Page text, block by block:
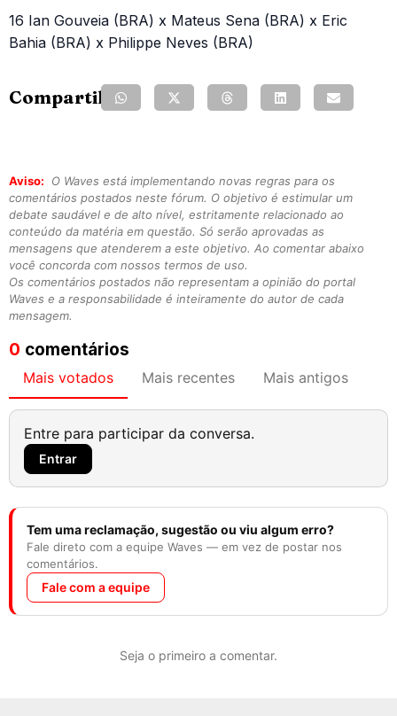
16 Ian Gouveia (BRA) x Mateus Sena (BRA) x Eric
Bahia (BRA) x Philippe Neves (BRA)
Compartilhe:
Aviso:
O Waves está implementando novas regras para os
comentários postados neste fórum. O objetivo é estimular um
debate saudável e de alto nível, estritamente relacionado ao
conteúdo da matéria em questão. Só serão aprovadas as
mensagens que atenderem a este objetivo. Ao comentar abaixo
você concorda com nossos termos de uso.
Os comentários postados não representam a opinião do portal
Waves e a responsabilidade é inteiramente do autor de cada
mensagem.
0 comentários
Mais votados Mais recentes Mais antigos
Entre para participar da conversa.
Entrar
Tem uma reclamação, sugestão ou viu algum erro?
Fale direto com a equipe Waves — em vez de postar nos
comentários.
Fale com a equipe
Seja o primeiro a comentar.